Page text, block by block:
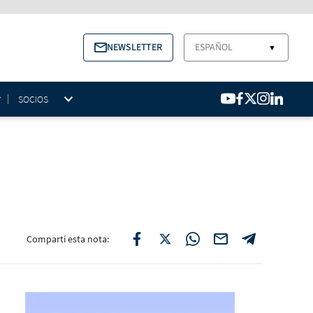
NEWSLETTER ESPAÑOL ▼
SOCIOS
Compartí esta nota: